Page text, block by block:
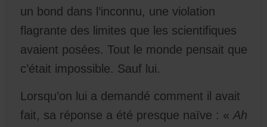
un bond dans l’inconnu, une violation
flagrante des limites que les scientifiques
avaient posées. Tout le monde pensait que
c’était impossible. Sauf lui.
Lorsqu’on lui a demandé comment il avait
fait, sa réponse a été presque naïve : «Ah